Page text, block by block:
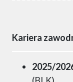
Kariera
2025/